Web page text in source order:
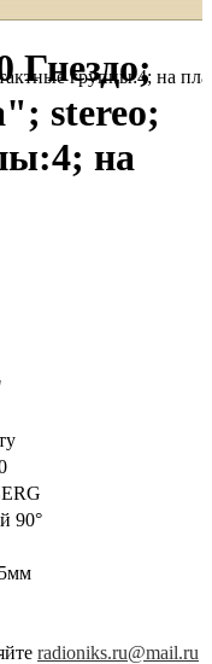
группы:4; на
Гнездо;
stereo;
на
90°
radioniks.ru@mail.ru